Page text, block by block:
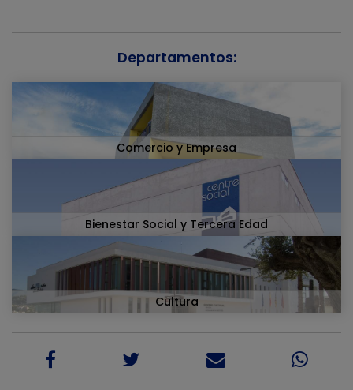
Departamentos:
Comercio y Empresa
Bienestar Social y Tercera Edad
Cultura